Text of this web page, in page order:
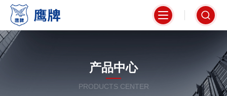
产品中心
PRODUCTS CENTER